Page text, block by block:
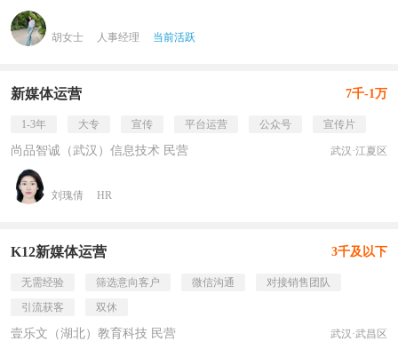
胡女士 人事经理 当前活跃
新媒体运营 7千-1万
1-3年 大专 宣传 平台运营 公众号 宣传片
尚品智诚（武汉）信息技术 民营 武汉·江夏区
刘瑰倩 HR
K12新媒体运营 3千及以下
无需经验 筛选意向客户 微信沟通
对接销售团队
引流获客
双休
壹乐文（湖北）教育科技 民营 武汉·武昌区